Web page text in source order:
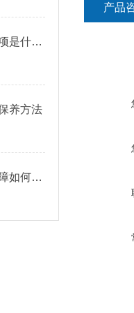
臭氧检测仪使用安全注意事项是什么？
养方法
可燃气体泄漏报警仪出现故障如何检测?
产品